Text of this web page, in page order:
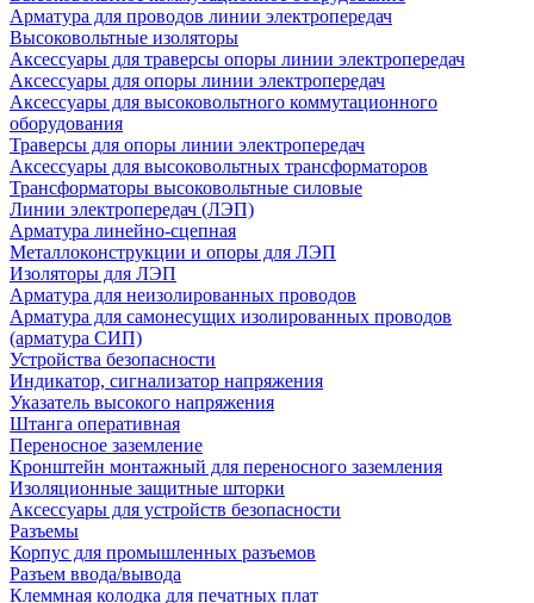
Арматура для проводов линии электропередач
Высоковольтные изоляторы
Аксессуары для траверсы опоры линии электропередач
Аксессуары для опоры линии электропередач
Аксессуары для высоковольтного коммутационного
оборудования
Траверсы для опоры линии электропередач
Аксессуары для высоковольтных трансформаторов
Трансформаторы высоковольтные силовые
Линии электропередач (ЛЭП)
Арматура линейно-сцепная
Металлоконструкции и опоры для ЛЭП
Изоляторы для ЛЭП
Арматура для неизолированных проводов
Арматура для самонесущих изолированных проводов
(арматура СИП)
Устройства безопасности
Индикатор, сигнализатор напряжения
Указатель высокого напряжения
Штанга оперативная
Переносное заземление
Кронштейн монтажный для переносного заземления
Изоляционные защитные шторки
Аксессуары для устройств безопасности
Разъемы
Корпус для промышленных разъемов
Разъем ввода/вывода
Клеммная колодка для печатных плат